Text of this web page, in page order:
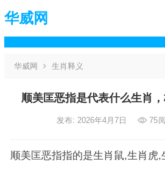
华威网
华威网 生肖释义
顺美匡恶指是代表什么生肖
发布: 2026年4月7日 75
顺美匡恶指指的是生肖鼠,生肖虎,